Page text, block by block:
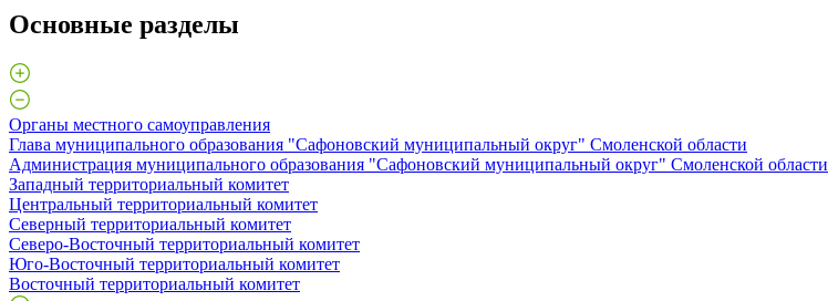
Основные разделы
Органы местного самоуправления
Глава муниципального образования "Сафоновский муниципальный округ" Смоленской области
Администрация муниципального образования "Сафоновский муниципальный округ" Смоленской области
Западный территориальный комитет
Центральный территориальный комитет
Северный территориальный комитет
Северо-Восточный территориальный комитет
Юго-Восточный территориальный комитет
Восточный территориальный комитет